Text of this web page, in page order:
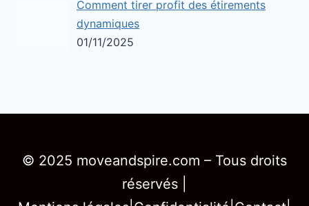
Comment tirer profit des étirements
dynamiques
01/11/2025
© 2025 moveandspire.com – Tous droits
réservés |